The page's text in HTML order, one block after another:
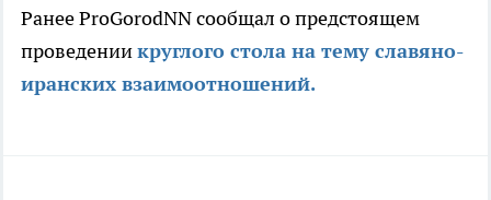
Ранее ProGorodNN сообщал о предстоящем
проведениикруглого стола на тему славяно-
иранских взаимоотношений.